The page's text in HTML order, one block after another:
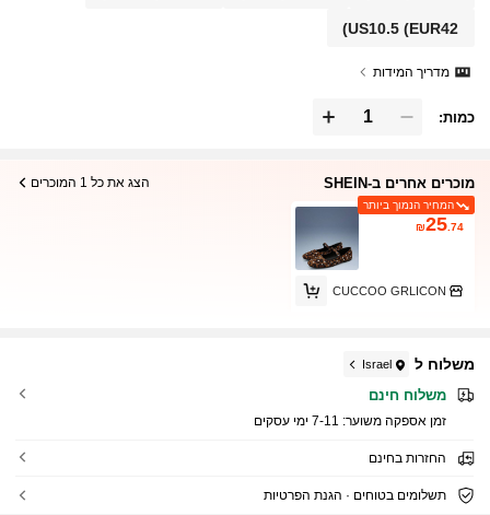
US10.5 (EUR42)
מדריך המידות
כמות:
מוכרים אחרים ב-SHEIN הצג את כל 1 המוכרים
המחיר הנמוך ביותר
₪25 .74
CUCCOO GRLICON
משלוח ל Israel
משלוח חינם
זמן אספקה ​​משוער: 7-11 ימי עסקים
החזרות בחינם
תשלומים בטוחים · הגנת הפרטיות